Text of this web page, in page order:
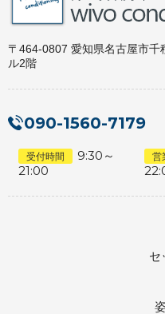
〒464-0807 愛知県名古屋市
ル2階
090-1560-7179
受付時間
9:30～
21:00
営
セ